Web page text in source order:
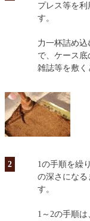
プレス等を利
す。
力一杯詰め
で、ケース
雑誌等を敷く
2
1の手順を繰
の深さになる
す。
1～2の手順